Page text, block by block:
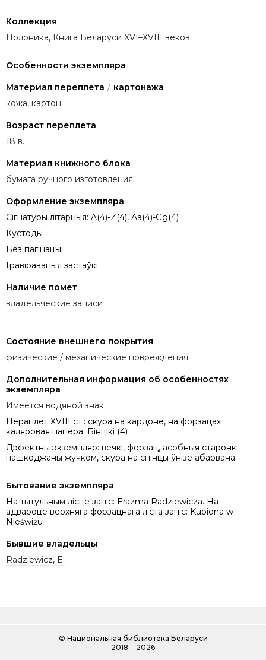
Коллекция
Полоника, Книга Беларуси XVI–XVIII веков
Особенности экземпляра
Материал переплета / картонажа
кожа, картон
Возраст переплета
18 в.
Материал книжного блока
бумага ручного изготовления
Оформление экземпляра
Сігнатуры літарныя: A(4)-Z(4), Aa(4)-Gg(4)
Кустоды
Без пагінацыі
Гравіраваныя застаўкі
Наличие помет
владельческие записи
Состояние внешнего покрытия
физические / механические повреждения
Дополнительная информация об особенностях
экземпляра
Имеется водяной знак
Пераплёт XVIII ст.: скура на кардоне, на форзацах
каляровая папера. Бінцікі (4)
Дэфектны экземпляр: вечкі, форзац, асобныя старонкі
пашкоджаны жучком, скура на спінцы ўнізе абарвана
Бытование экземпляра
На тытульным лісце запіс: Erazma Radziewicza. На
адвароце верхняга форзацнага ліста запіс: Kupiona w
Nieświżu
Бывшие владельцы
Radziewicz, E.
© Национальная библиотека Беларуси
2018 ‒ 2026